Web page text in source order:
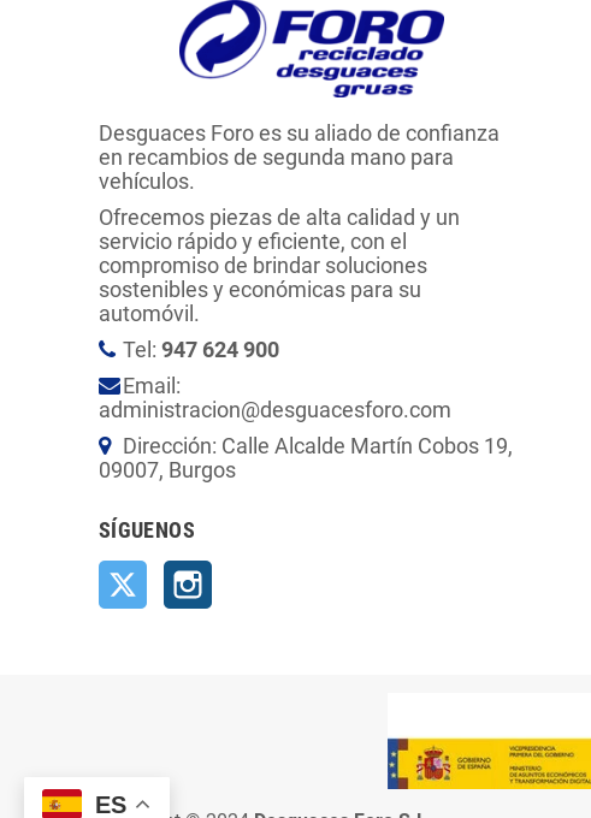
ES
Desguaces Foro es su aliado de confianza
en recambios de segunda mano para
vehículos.
Ofrecemos piezas de alta calidad y un
servicio rápido y eficiente, con el
compromiso de brindar soluciones
sostenibles y económicas para su
automóvil.
Tel: 947 624 900
Email:
administracion@desguacesforo.com
Dirección: Calle Alcalde Martín Cobos 19,
09007, Burgos
SÍGUENOS
Twitter